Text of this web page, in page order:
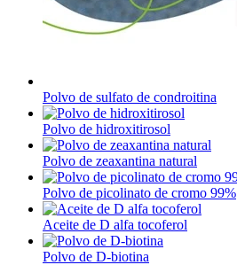
Polvo de sulfato de condroitina
Polvo de hidroxitirosol
Polvo de zeaxantina natural
Polvo de picolinato de cromo 99%
Aceite de D alfa tocoferol
Polvo de D-biotina